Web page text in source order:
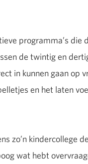
programma’s
de twintig en
in kunnen gaan op
en het laten
zo’n kindercollege
wat hebt